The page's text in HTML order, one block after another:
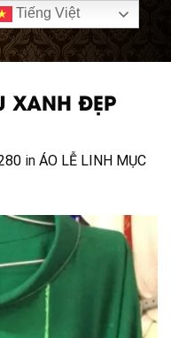
XANH ĐẸP
in ÁO LỄ LINH MỤC
Tiếng Việt